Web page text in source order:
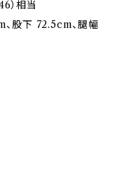
）相当
、股下 72.5cm、腿幅